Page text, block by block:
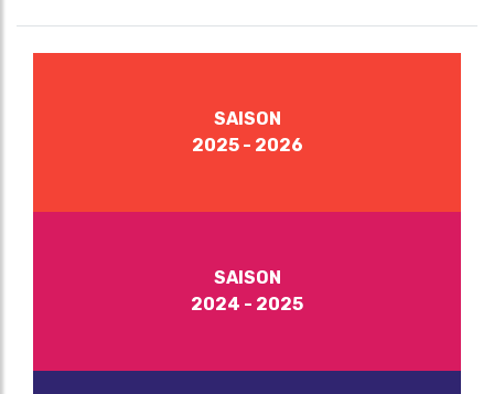
SAISON
2025 - 2026
SAISON
2024 - 2025